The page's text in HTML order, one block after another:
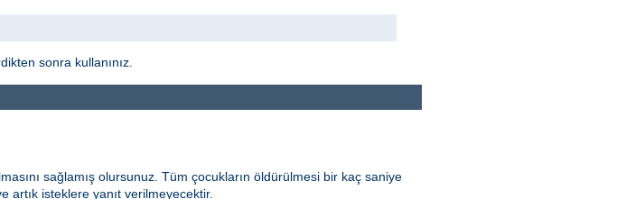
sonra kullanınız.
sağlamış olursunuz. Tüm çocukların öldürülmesi bir kaç saniye
artık isteklere yanıt verilmeyecektir.